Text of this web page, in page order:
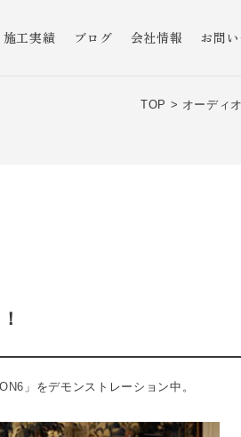
施工実績 ブログ 会社情報 お問
TOP > オーディ
」をデモンストレーション中。